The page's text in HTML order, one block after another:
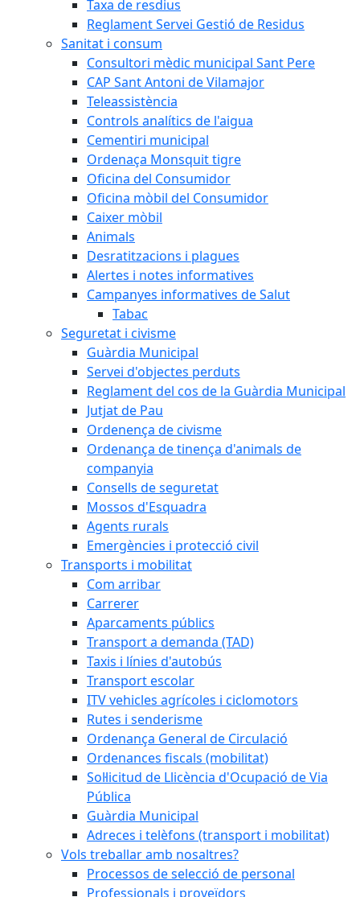
Taxa de resdius
Reglament Servei Gestió de Residus
Sanitat i consum
Consultori mèdic municipal Sant Pere
CAP Sant Antoni de Vilamajor
Teleassistència
Controls analítics de l'aigua
Cementiri municipal
Ordenaça Monsquit tigre
Oficina del Consumidor
Oficina mòbil del Consumidor
Caixer mòbil
Animals
Desratitzacions i plagues
Alertes i notes informatives
Campanyes informatives de Salut
Tabac
Seguretat i civisme
Guàrdia Municipal
Servei d'objectes perduts
Reglament del cos de la Guàrdia Municipal
Jutjat de Pau
Ordenença de civisme
Ordenança de tinença d'animals de
companyia
Consells de seguretat
Mossos d'Esquadra
Agents rurals
Emergències i protecció civil
Transports i mobilitat
Com arribar
Carrerer
Aparcaments públics
Transport a demanda (TAD)
Taxis i línies d'autobús
Transport escolar
ITV vehicles agrícoles i ciclomotors
Rutes i senderisme
Ordenança General de Circulació
Ordenances fiscals (mobilitat)
Sol·licitud de Llicència d'Ocupació de Via
Pública
Guàrdia Municipal
Adreces i telèfons (transport i mobilitat)
Vols treballar amb nosaltres?
Processos de selecció de personal
Professionals i proveïdors